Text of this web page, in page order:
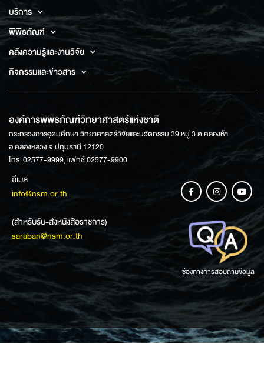
บริการ
พิพิธภัณฑ์
คลังความรู้และงานวิจัย
กิจกรรมและข่าวสาร
องค์การพิพิธภัณฑ์วิทยาศาสตร์แห่งชาติ
กระทรวงการอุดมศึกษา วิทยาศาสตร์วิจัยและนวัตกรรม 39 หมู่ 3 ต.คลองห้า
อ.คลองหลวง จ.ปทุมธานี 12120
โทร: 02577-9999, แฟกซ์ 02577-9900
อีเมล
info@nsm.or.th
(สำหรับรับ-ส่งหนังสือราชการ)
saraban@nsm.or.th
ช่องทางการสอบถามข้อมูล